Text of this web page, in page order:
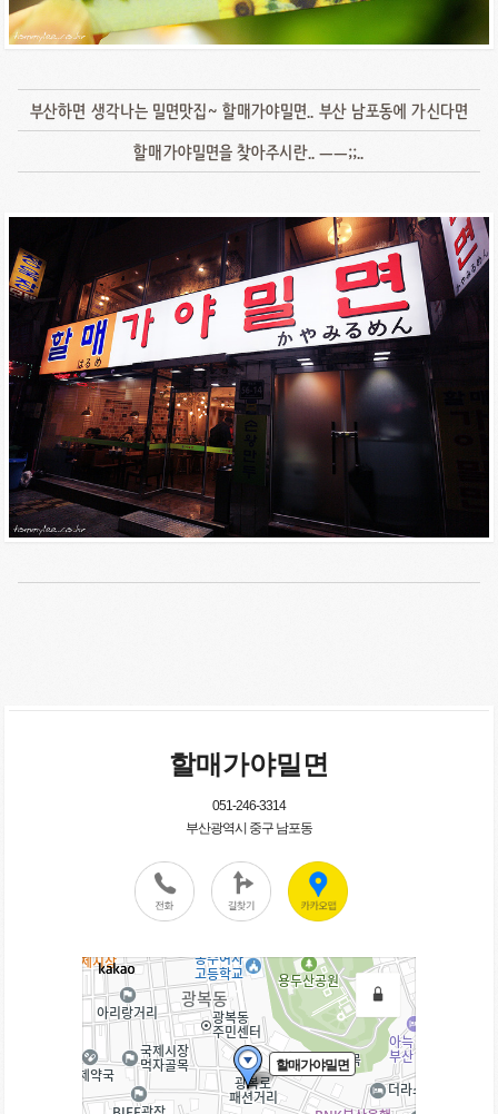
부산하면 생각나는 밀면맛집~ 할매가야밀면.. 부산 남포동에 가신다면
할매가야밀면을 찾아주시란.. ㅡㅡ;;..